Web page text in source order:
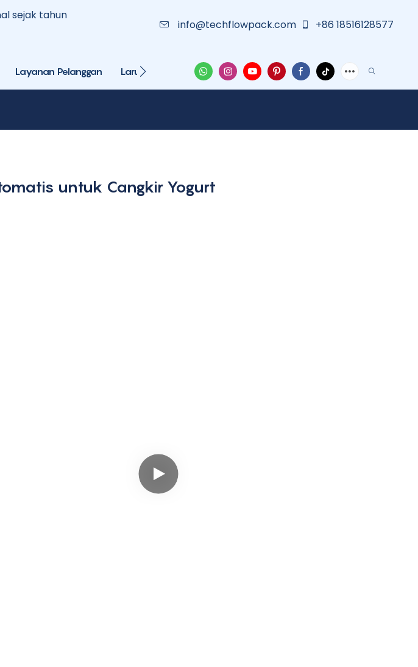
sejak tahun
info@techflowpack.com +86 18516128577
Layanan Pelanggan Larutan Tentang Kami Wadah Pelindung Berita Besar
untuk Cangkir Yogurt